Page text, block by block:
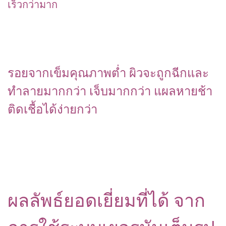
เร็วกว่ามาก
รอยจากเข็มคุณภาพต่ำ ผิวจะถูกฉีกและ
ทำลายมากกว่า เจ็บมากกว่า แผลหายช้า
ติดเชื้อได้ง่ายกว่า
ผลลัพธ์ยอดเยี่ยมที่ได้ จาก